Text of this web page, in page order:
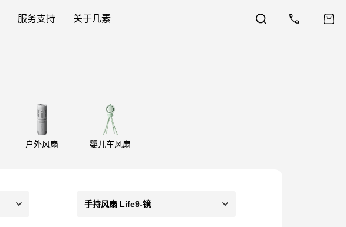
服务支持 关于几素
户外风扇 婴儿车风扇
手持风扇 Life9-镜